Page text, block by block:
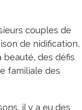
couples de
de nidification,
des défis
familiale des
il y a eu des